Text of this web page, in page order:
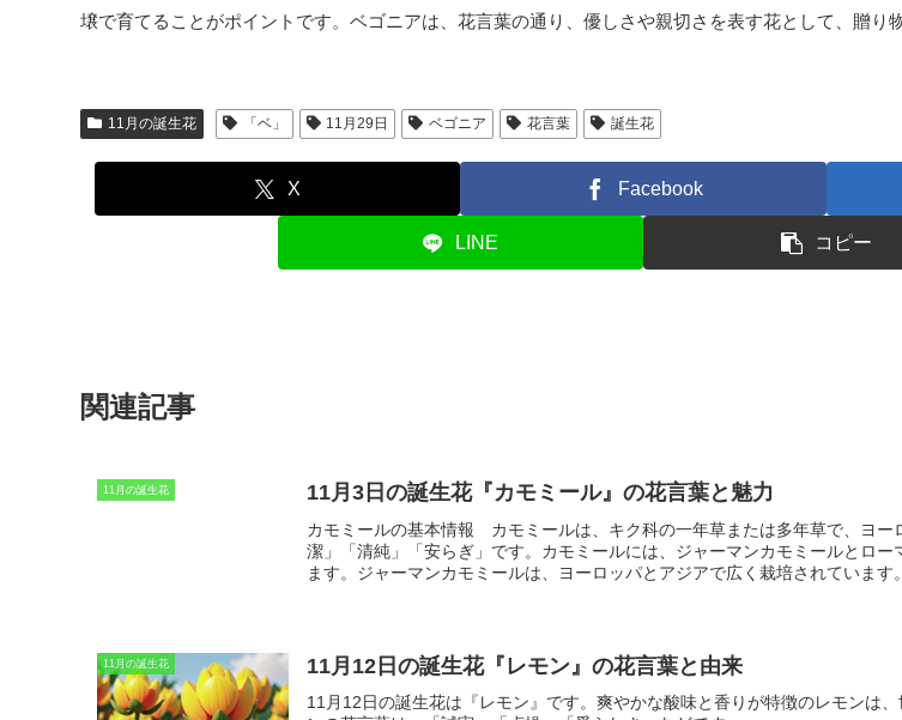
壌で育てることがポイントです。ベゴニアは、花言葉の通り、優しさや親切さを表す花として、贈り
11月の誕生花 「ベ」 11月29日 ベゴニア 花言葉 誕生花
X Facebook
LINE コピー
関連記事
11月の誕生花 11月3日の誕生花『カモミール』の花言葉と魅力
カモミールの基本情報 カモミールは、キク科の一年草または多年草で、ヨー
潔」「清純」「安らぎ」です。カモミールには、ジャーマンカモミールとロー
ます。ジャーマンカモミールは、ヨーロッパとアジアで広く栽培されています
11月の誕生花 11月12日の誕生花『レモン』の花言葉と由来
11月12日の誕生花は 『レモン』 です。爽やかな酸味と香りが特徴のレモンは